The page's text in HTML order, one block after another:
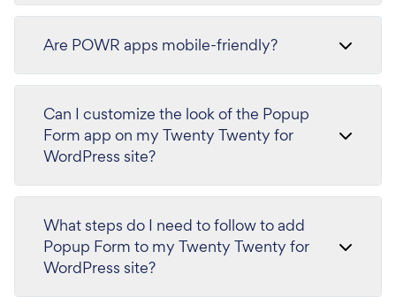
Are POWR apps mobile-friendly?
Can I customize the look of the Popup
Form app on my Twenty Twenty for
WordPress site?
What steps do I need to follow to add
Popup Form to my Twenty Twenty for
WordPress site?